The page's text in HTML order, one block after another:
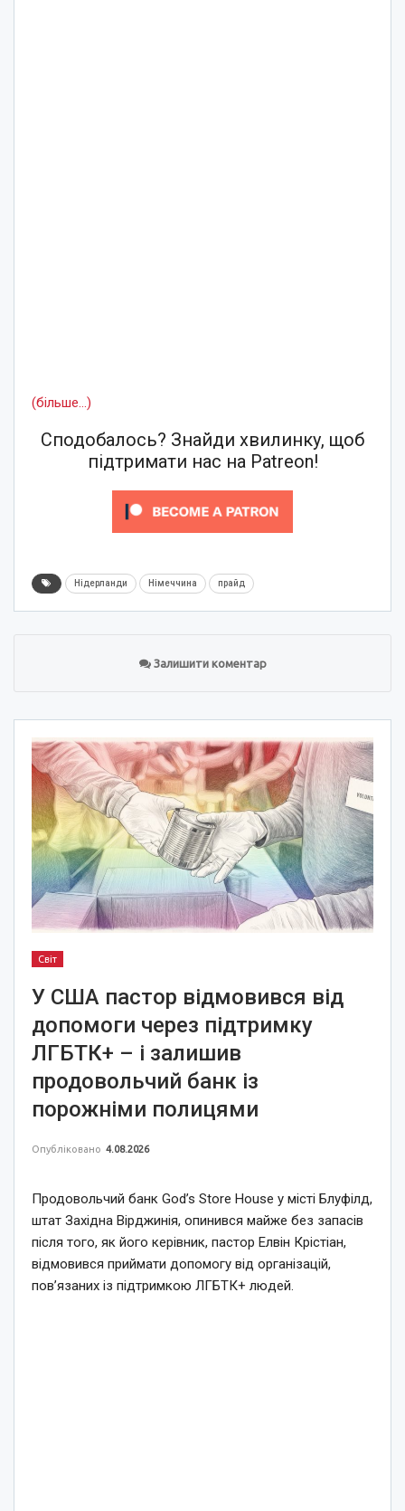
(більше…)
Сподобалось? Знайди хвилинку, щоб
підтримати нас на Patreon!
Нідерланди Німеччина прайд
Залишити коментар
Світ
У США пастор відмовився від
допомоги через підтримку
ЛГБТК+ – і залишив
продовольчий банк із
порожніми полицями
Опубліковано 4.08.2026
Продовольчий банк God’s Store House у місті Блуфілд,
штат Західна Вірджинія, опинився майже без запасів
після того, як його керівник, пастор Елвін Крістіан,
відмовився приймати допомогу від організацій,
пов’язаних із підтримкою ЛГБТК+ людей.